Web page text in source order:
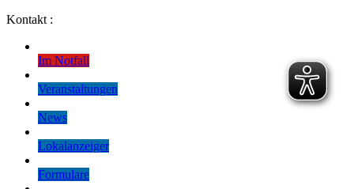
Kontakt :
Im Notfall
Veranstaltungen
News
Lokalanzeiger
Formulare